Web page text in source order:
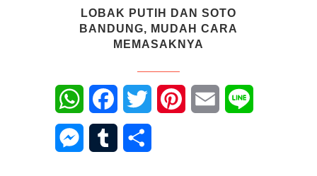
LOBAK PUTIH DAN SOTO
BANDUNG, MUDAH CARA
MEMASAKNYA
WhatsAppFacebookTwitter PinterestEmail
Messenger
Tumblr